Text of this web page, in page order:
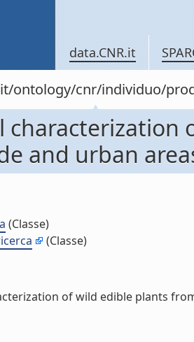
data.CNR.it
ontology/cnr/individuo/
and urban
(Classe)
(Classe)
of wild edible plants